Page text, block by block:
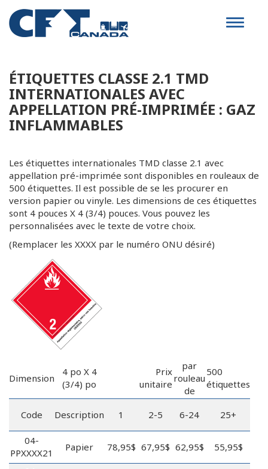
Toggle
ÉTIQUETTES CLASSE 2.1 TMD
INTERNATIONALES AVEC
APPELLATION PRÉ-IMPRIMÉE : GAZ
INFLAMMABLES
Les étiquettes internationales TMD classe 2.1 avec
appellation pré-imprimée sont disponibles en rouleaux de
500 étiquettes. Il est possible de se les procurer en
version papier ou vinyle. Les dimensions de ces étiquettes
sont 4 pouces X 4 (3/4) pouces. Vous pouvez les
personnalisées avec le texte de votre choix.
(Remplacer les XXXX par le numéro ONU désiré)
Dimension
4 po X 4
(3/4) po
Prix
unitaire
par
rouleau
de
500
étiquettes
Code Description 1 2-5 6-24 25+
04-
PPXXXX21
Papier 78,95$ 67,95$ 62,95$ 55,95$